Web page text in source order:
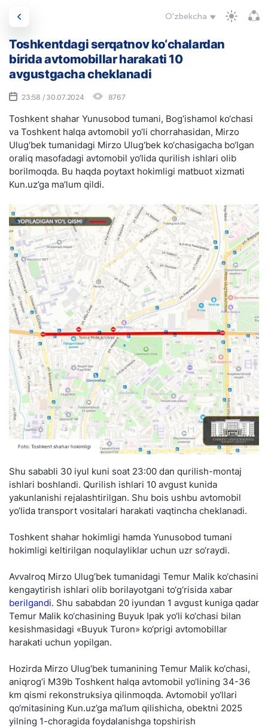
O'zbekcha
Toshkentdagi serqatnov ko‘chalardan
birida avtomobillar harakati 10
avgustgacha cheklanadi
23:58 / 30.07.2024 8767
Toshkent shahar Yunusobod tumani, Bog‘ishamol ko‘chasi
va Toshkent halqa avtomobil yo‘li chorrahasidan, Mirzo
Ulug‘bek tumanidagi Mirzo Ulug‘bek ko‘chasigacha bo‘lgan
oraliq masofadagi avtomobil yo‘lida qurilish ishlari olib
borilmoqda. Bu haqda poytaxt hokimligi matbuot xizmati
Kun.uz’ga ma’lum qildi.
Foto: Toshkent shahar hokimligi
Shu sababli 30 iyul kuni soat 23:00 dan qurilish-montaj
ishlari boshlandi. Qurilish ishlari 10 avgust kunida
yakunlanishi rejalashtirilgan. Shu bois ushbu avtomobil
yo‘lida transport vositalari harakati vaqtincha cheklanadi.
Toshkent shahar hokimligi hamda Yunusobod tumani
hokimligi keltirilgan noqulayliklar uchun uzr so‘raydi.
Avvalroq Mirzo Ulug‘bek tumanidagi Temur Malik ko‘chasini
kengaytirish ishlari olib borilayotgani to‘g‘risida xabar
berilgandi. Shu sababdan 20 iyundan 1 avgust kuniga qadar
Temur Malik ko‘chasining Buyuk Ipak yo‘li ko‘chasi bilan
kesishmasidagi «Buyuk Turon» ko‘prigi avtomobillar
harakati uchun yopilgan.
Hozirda Mirzo Ulug‘bek tumanining Temur Malik ko‘chasi,
aniqrog‘i M39b Toshkent halqa avtomobil yo‘lining 34-36
km qismi rekonstruksiya qilinmoqda. Avtomobil yo‘llari
qo‘mitasining Kun.uz’ga ma’lum qilishicha, obektni 2025
yilning 1-choragida foydalanishga topshirish